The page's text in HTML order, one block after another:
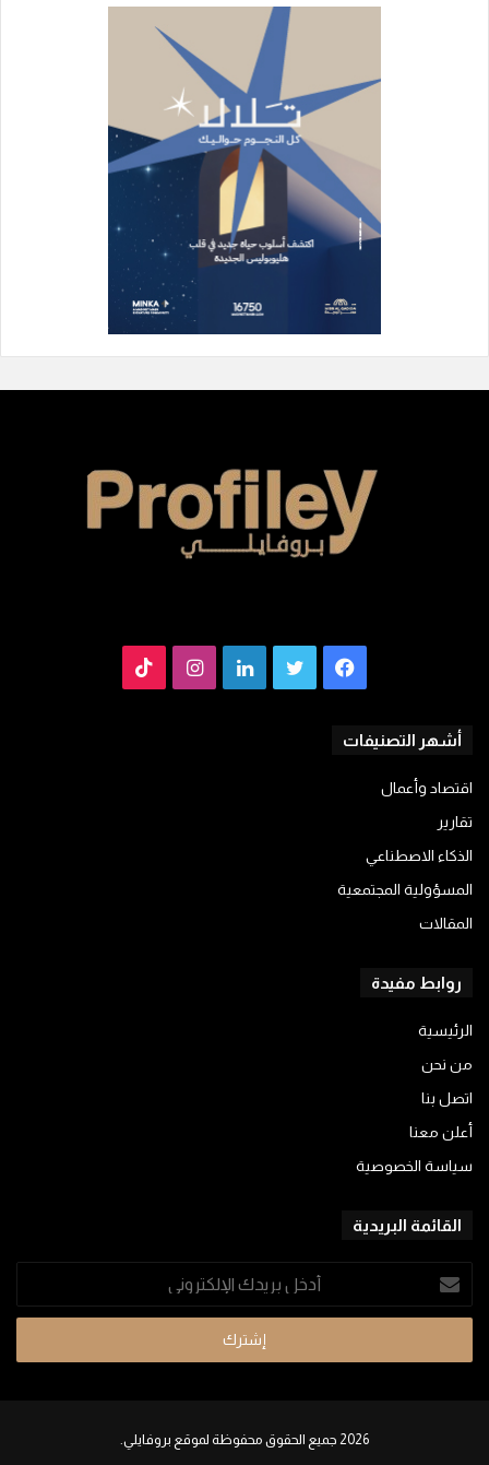
فيسبوكتويتر لينكدإن انستقرام
أشهر التصنيفات
اقتصاد وأعمال
تقارير
الذكاء الاصطناعي
المسؤولية المجتمعية
المقالات
روابط مفيدة
الرئيسية
من نحن
اتصل بنا
أعلن معنا
سياسة الخصوصية
القائمة البريدية
أدخل
بريدك
الإلكتروني
2026 جميع الحقوق محفوظة لموقع بروفايلي.